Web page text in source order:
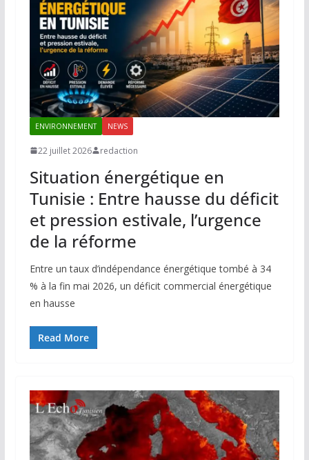
ENVIRONNEMENT NEWS
22 juillet 2026 redaction
Situation énergétique en
Tunisie : Entre hausse du déficit
et pression estivale, l’urgence
de la réforme
Entre un taux d’indépendance énergétique tombé à 34
% à la fin mai 2026, un déficit commercial énergétique
en hausse
Read More